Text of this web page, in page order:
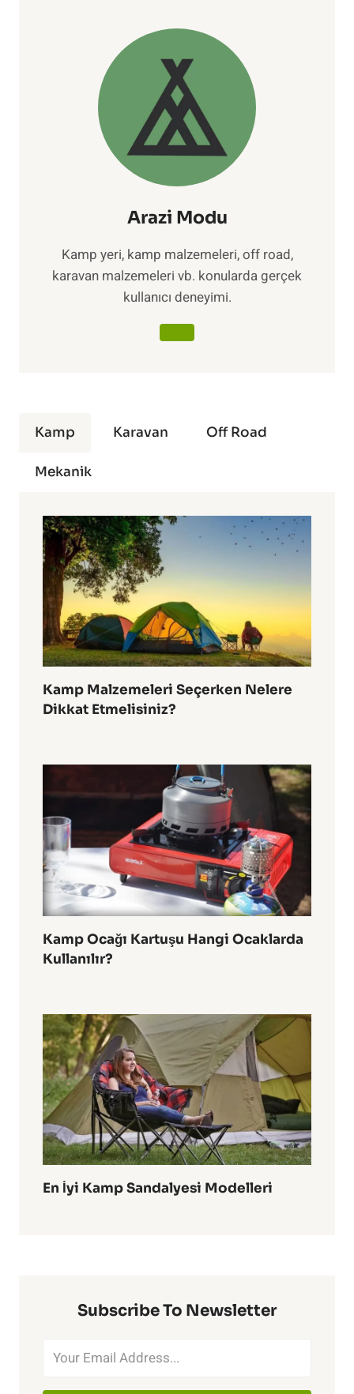
Arazi Modu
Kamp yeri, kamp malzemeleri, off road,
karavan malzemeleri vb. konularda gerçek
kullanıcı deneyimi.
Kamp Karavan Off Road
Mekanik
Kamp Malzemeleri Seçerken Nelere
Dikkat Etmelisiniz?
Kamp Ocağı Kartuşu Hangi Ocaklarda
Kullanılır?
En İyi Kamp Sandalyesi Modelleri
Subscribe To Newsletter